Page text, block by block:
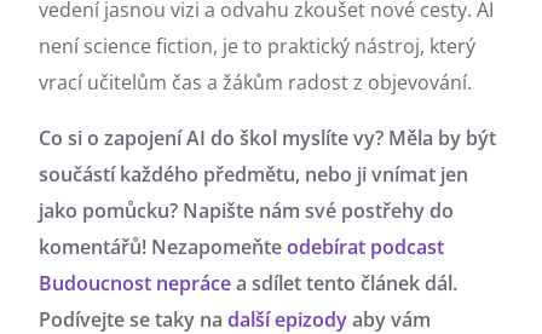
vedení jasnou vizi a odvahu zkoušet nové cesty. AI
není science fiction, je to praktický nástroj, který
vrací učitelům čas a žákům radost z objevování.
Co si o zapojení AI do škol myslíte vy? Měla by být
součástí každého předmětu, nebo ji vnímat jen
jako pomůcku? Napište nám své postřehy do
komentářů! Nezapomeňteodebírat podcast
Budoucnost neprácea sdílet tento článek dál.
Podívejte se taky na další epizodyaby vám